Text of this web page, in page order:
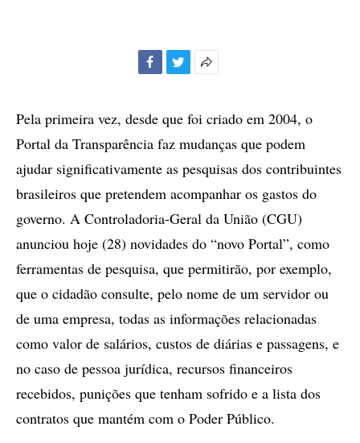
compartilhamento
Pela primeira vez, desde que foi criado em 2004, o
Portal da Transparência faz mudanças que podem
ajudar significativamente as pesquisas dos contribuintes
brasileiros que pretendem acompanhar os gastos do
governo. A Controladoria-Geral da União (CGU)
anunciou hoje (28) novidades do “novo Portal”, como
ferramentas de pesquisa, que permitirão, por exemplo,
que o cidadão consulte, pelo nome de um servidor ou
de uma empresa, todas as informações relacionadas
como valor de salários, custos de diárias e passagens, e
no caso de pessoa jurídica, recursos financeiros
recebidos, punições que tenham sofrido e a lista dos
contratos que mantém com o Poder Público.